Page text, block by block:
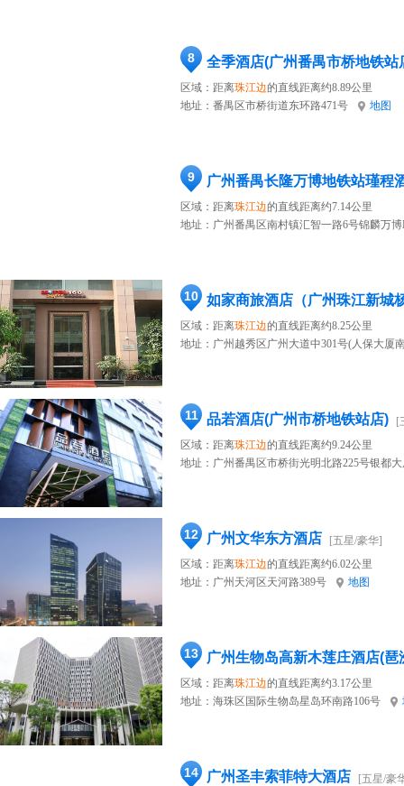
8 全季酒店(广州番禺市桥地铁站
区域：距离珠江边的直线距离约8.89公里
地址： 番禺区市桥街道东环路471号 地图
9 广州番禺长隆万博地铁站瑾程
区域：距离珠江边的直线距离约7.14公里
地址： 广州番禺区南村镇汇智一路6号锦麟万
10 如家商旅酒店（广州珠江新城
区域：距离珠江边的直线距离约8.25公里
地址： 广州越秀区广州大道中301号(人保大厦
11 品若酒店(广州市桥地铁站店)
[
区域：距离珠江边的直线距离约9.24公里
地址： 广州番禺区市桥街光明北路225号银都
12 广州文华东方酒店
[五星/豪华]
区域：距离珠江边的直线距离约6.02公里
地址： 广州天河区天河路389号 地图
13 广州生物岛高新木莲庄酒店(琶
区域：距离珠江边的直线距离约3.17公里
地址： 海珠区国际生物岛星岛环南路106号
14 广州圣丰索菲特大酒店
[五星/豪